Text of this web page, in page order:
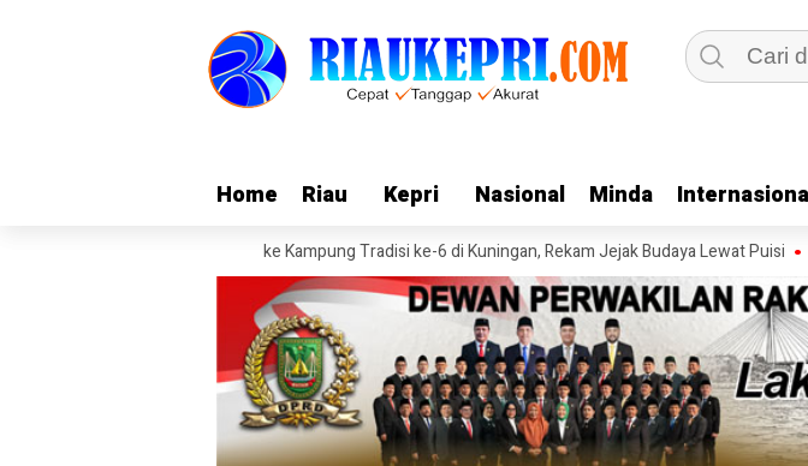
Home Riau Kepri Nasional Minda
Home Riau Kepri Nasional Minda
(PPI) Gelar Pulang ke Kampung Tradisi ke-6 di Kuningan, Rekam Jejak Budaya Lewat Puisi Meranti